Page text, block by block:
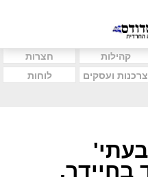
קהילות
חצרות
צרכנות ועסקים
לוחות